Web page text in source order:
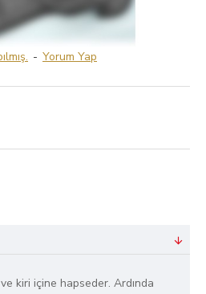
- Yorum Yap
kiri içine hapseder. Ardında